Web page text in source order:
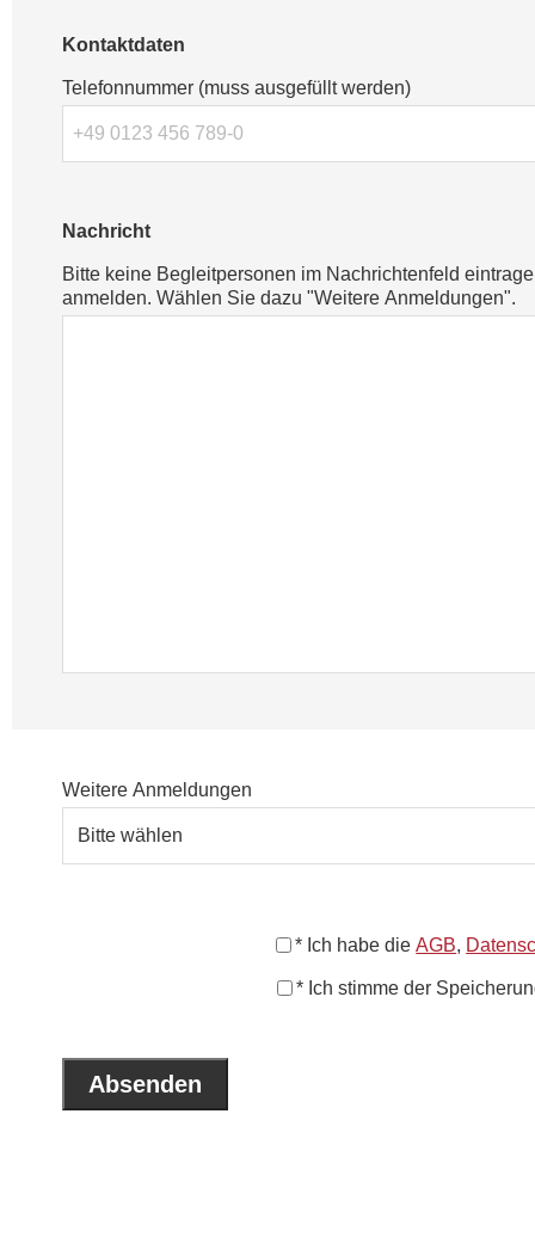
Kontaktdaten
Telefonnummer (muss ausgefüllt werden)
Nachricht
Bitte keine Begleitpersonen im Nachrichtenfeld
anmelden. Wählen Sie dazu "Weitere Anmeldungen".
Weitere Anmeldungen
* Ich habe dieAGB,
* Ich stimme der